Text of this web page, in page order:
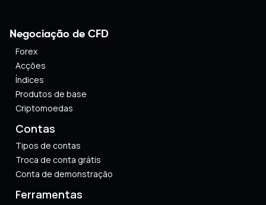
Negociação de CFD
Forex
Acções
Índices
Produtos de base
Criptomoedas
Contas
Tipos de contas
Troca de conta grátis
Conta de demonstração
Ferramentas